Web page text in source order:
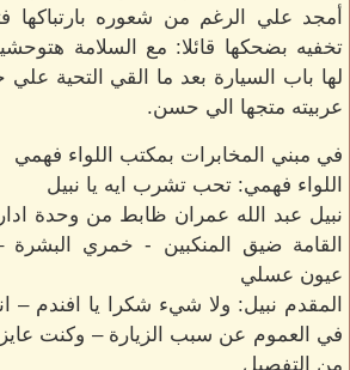
أمجد علي الرغم من شعوره بارتباكها
تخفيه بضحكها قائلا: مع السلامة
لها باب السيارة بعد ما القي التحية
عربيته متجها الي حسن.
في مبني المخابرات بمكتب اللواء فهمي
اللواء فهمي: تحب تشرب ايه يا نبيل
نبيل عبد الله عمران ظابط من وحدة
القامة ضيق المنكبين - خمري
عيون عسلي
المقدم نبيل: ولا شيء شكرا يا افندم
في العموم عن سبب الزيارة – وكنت
من التفصيل